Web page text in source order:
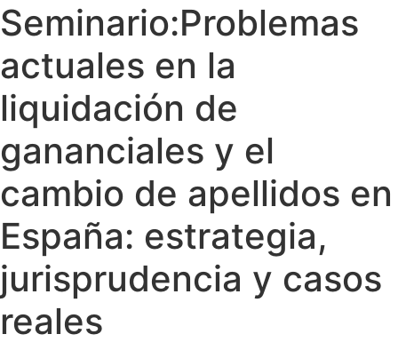
Seminario:Problemas
actuales en la
liquidación de
gananciales y el
cambio de apellidos en
España: estrategia,
jurisprudencia y casos
reales